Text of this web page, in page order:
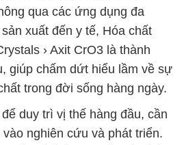
qua các ứng dụng đa
xuất đến y tế, Hóa chất
› Axit CrO3 là thành
giúp chấm dứt hiểu lầm về sự
trong đời sống hàng ngày.
duy trì vị thế hàng đầu, cần
nghiên cứu và phát triển.